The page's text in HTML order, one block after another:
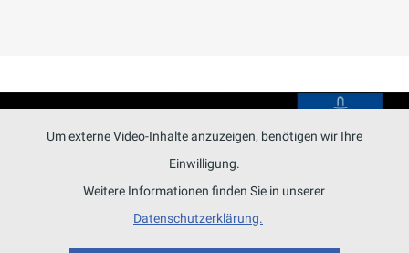
Um externe Video-Inhalte anzuzeigen, benötigen wir Ihre
Einwilligung.
Weitere Informationen finden Sie in unserer
Datenschutzerklärung.